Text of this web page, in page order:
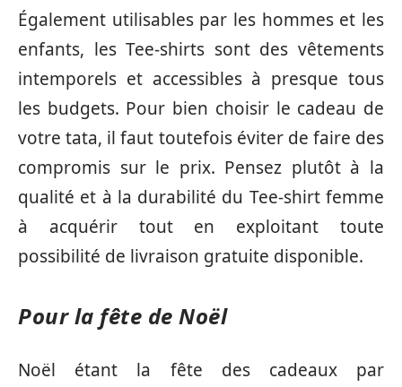
Également utilisables par les hommes et les
enfants, les Tee-shirts sont des vêtements
intemporels et accessibles à presque tous
les budgets. Pour bien choisir le cadeau de
votre tata, il faut toutefois éviter de faire des
compromis sur le prix. Pensez plutôt à la
qualité et à la durabilité du Tee-shirt femme
à acquérir tout en exploitant toute
possibilité de livraison gratuite disponible.
Pour la fête de Noël
Noël étant la fête des cadeaux par